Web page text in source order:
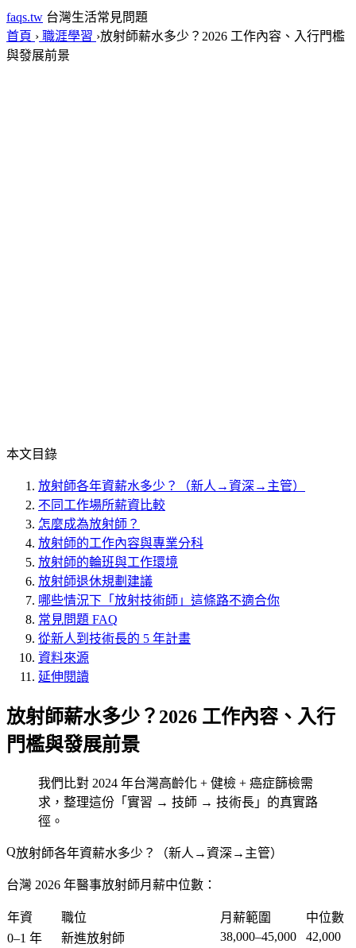
faqs.tw 台灣生活常見問題
首頁 › 職涯學習 ›放射師薪水多少？2026 工作內容、入行門檻
與發展前景
本文目錄
放射師各年資薪水多少？（新人→資深→主管）
不同工作場所薪資比較
怎麼成為放射師？
放射師的工作內容與專業分科
放射師的輪班與工作環境
放射師退休規劃建議
哪些情況下「放射技術師」這條路不適合你
常見問題 FAQ
從新人到技術長的 5 年計畫
資料來源
延伸閱讀
放射師薪水多少？2026 工作內容、入行
門檻與發展前景
我們比對 2024 年台灣高齡化 + 健檢 + 癌症篩檢需
求，整理這份「實習 → 技師 → 技術長」的真實路
徑。
放射師各年資薪水多少？（新人→資深→主管）
台灣 2026 年醫事放射師月薪中位數：
年資 職位 月薪範圍
中位數
0–1 年
新進放射師 38,000–45,000
42,000